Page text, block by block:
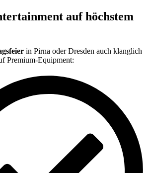
auf höchstem
in Pirna oder Dresden auch klanglich
Premium-Equipment: